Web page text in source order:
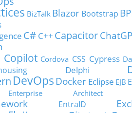
BizTalk Blazor Bootstrap
C# C++ Capacitor
Copilot Cordova CSS Cypress
Delphi
DevOps Docker Eclipse EJB
Enterprise Architect
EntraID